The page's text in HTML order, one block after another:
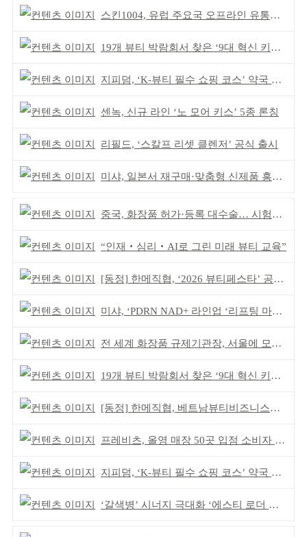
스킨1004, 유럽 주요국 오프라인 유통망 확대
19개 뷰티 박람회서 찾은 ‘9대 혁신 키워드’
지피덤, ‘K-뷰티 필수 쇼핑 코스’ 약국 공략
센녹, 신규 라인 ‘노 모어 키스’ 5종 론칭
리필드, ‘스칼프 리셋 클렌저’ 공식 출시
미샤, 일본서 재구매·맞춤형 신제품 흥행 ‘쌍끌이’
중국, 화장품 허가·등록 대수술… 시험자료 공용 허용
“인재‧심리‧AI로 그린 미래 뷰티 교육”
[동정] 한메직협, ‘2026 뷰티페스타’ 공동 주최
미샤, ‘PDRN NAD+ 라인업 ‘리프팅 마스크’ 출시
전 세계 화장품 규제기관장, 서울에 모인다
19개 뷰티 박람회서 찾은 ‘9대 혁신 키워드’
[동정] 한메직협, 베트남뷰티비즈니스협회와 MOU
프레비츠, 올영 매장 50곳 입점 소비자 접점 강화
지피덤, ‘K-뷰티 필수 쇼핑 코스’ 약국 공략
‘갈색병’ 시너지 극대화 ‘에스티 로더 스킨부스터’ 출시